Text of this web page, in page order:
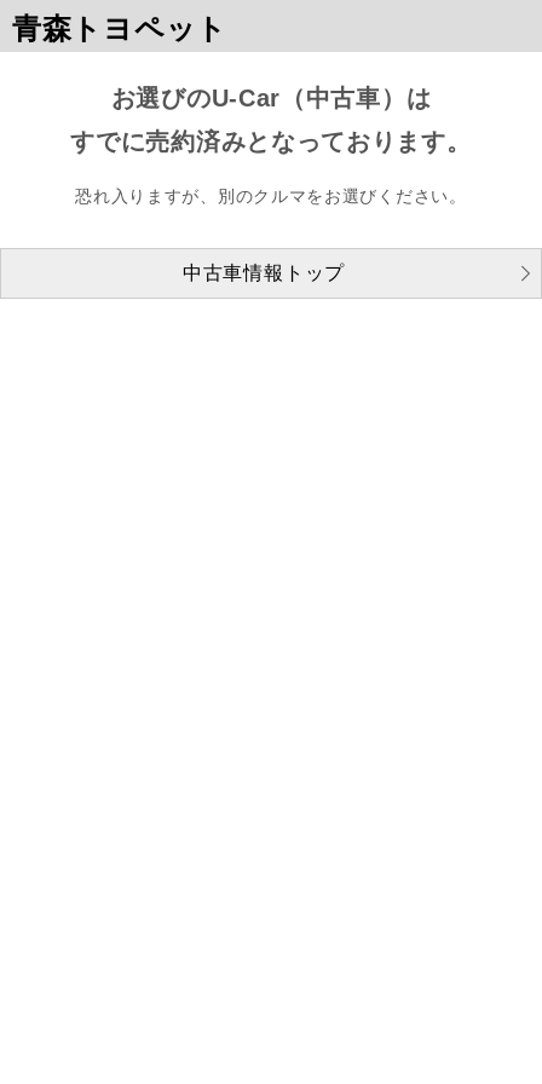
青森トヨペット
お選びのU-Car（中古車）は
すでに売約済みとなっております。
恐れ入りますが、別のクルマをお選びください。
中古車情報トップ